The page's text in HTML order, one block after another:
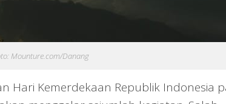
Mounture.com/Danang
Hari Kemerdekaan Republik Indonesia